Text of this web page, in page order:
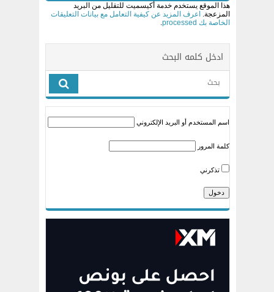
هذا الموقع يستخدم خدمة أكيسميت للتقليل من البريد
المزعجة. اعرف المزيد عن كيفية التعامل مع بيانات التعليقات
الخاصة بك processed
ادخل كلمه البحث
اسم المستخدم أو البريد الإلكتروني
كلمة المرور
تذكرني